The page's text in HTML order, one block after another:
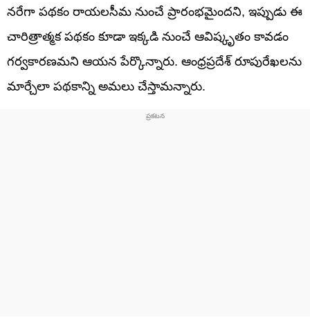
నరేగా పథకం రాయలసీమ నుంచే ప్రారంభమైందని, ఇప్పుడు ఈ
చారిత్రాత్మక పథకం కూడా ఇక్కడి నుంచే ఆవిష్కృతం కావడం
గర్వకారణమని ఆయన పేర్కొన్నారు. ఆంధ్రప్రదేశ్ రూపురేఖలను
మార్చేలా పథకాన్ని అమలు చేస్తామన్నారు.